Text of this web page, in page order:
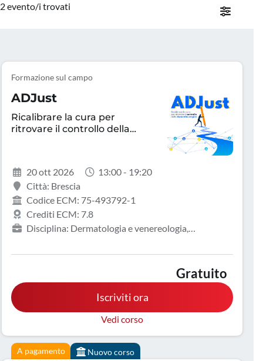
2 evento/i trovati
Formazione sul campo
ADJust
Ricalibrare la cura per
ritrovare il controllo della
20 ott 2026
13:00 - 19:20
Città: Brescia
Codice ECM: 75-493792-1
Crediti ECM: 7.8
Disciplina: Dermatologia e venereologia,
Gratuito
Iscriviti ora
Vedi corso
A pagamento Nuovo corso